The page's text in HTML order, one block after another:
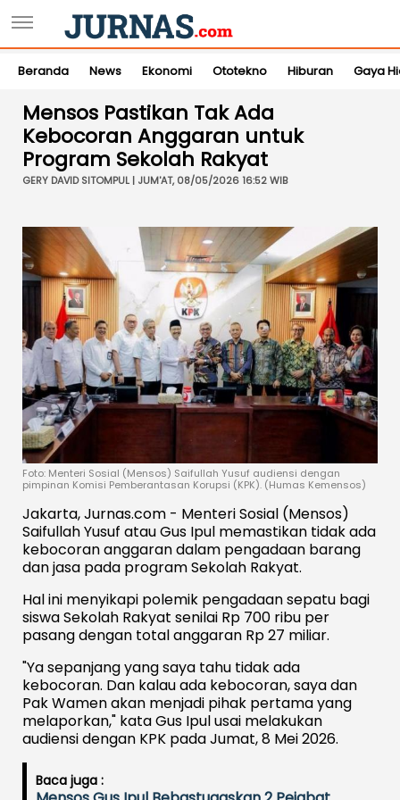
Beranda News Ekonomi Ototekno Hiburan Gaya
Mensos Pastikan Tak Ada
Kebocoran Anggaran untuk
Program Sekolah Rakyat
GERY DAVID SITOMPUL | JUM'AT, 08/05/2026 16:52 WIB
Foto: Menteri Sosial (Mensos) Saifullah Yusuf audiensi dengan
pimpinan Komisi Pemberantasan Korupsi (KPK). (Humas Kemensos)
Jakarta, Jurnas.com - Menteri Sosial (Mensos)
Saifullah Yusuf atau Gus Ipul memastikan tidak ada
kebocoran anggaran dalam pengadaan barang
dan jasa pada program Sekolah Rakyat.
Hal ini menyikapi polemik pengadaan sepatu bagi
siswa Sekolah Rakyat senilai Rp 700 ribu per
pasang dengan total anggaran Rp 27 miliar.
"Ya sepanjang yang saya tahu tidak ada
kebocoran. Dan kalau ada kebocoran, saya dan
Pak Wamen akan menjadi pihak pertama yang
melaporkan," kata Gus Ipul usai melakukan
audiensi dengan KPK pada Jumat, 8 Mei 2026.
Baca juga :